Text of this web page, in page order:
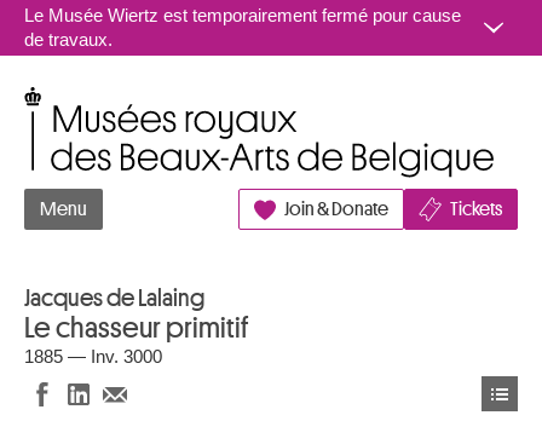
Aller au contenu
Le Musée Wiertz est temporairement fermé pour cause
de travaux.
Menu Join & Donate Tickets
Jacques de Lalaing
Le chasseur primitif
1885 — Inv. 3000